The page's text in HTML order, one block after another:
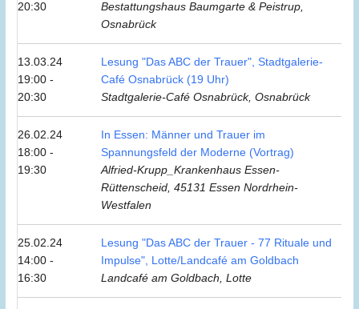
20:30
Bestattungshaus Baumgarte & Peistrup,
Osnabrück
13.03.24
19:00 -
20:30
Lesung "Das ABC der Trauer", Stadtgalerie-
Café Osnabrück (19 Uhr)
Stadtgalerie-Café Osnabrück, Osnabrück
26.02.24
18:00 -
19:30
In Essen: Männer und Trauer im
Spannungsfeld der Moderne (Vortrag)
Alfried-Krupp_Krankenhaus Essen-
Rüttenscheid, 45131 Essen Nordrhein-
Westfalen
25.02.24
14:00 -
16:30
Lesung "Das ABC der Trauer - 77 Rituale und
Impulse", Lotte/Landcafé am Goldbach
Landcafé am Goldbach, Lotte